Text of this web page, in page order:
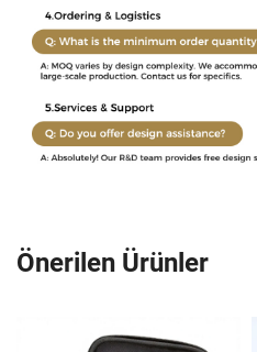
Önerilen Ürünler